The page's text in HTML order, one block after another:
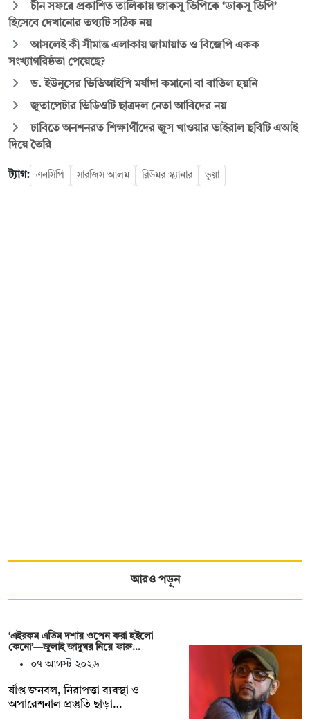
চীন সফরে প্রকাশিত তালিকায় জাকসু ভিপিকে ‌‘ডাকসু ভিপি’
হিসেবে দেখানোর তথ্যটি সঠিক নয়
আসলেই কী সীমান্ত এলাকায় জামায়াত ও বিজেপি একক
সংখ্যাগরিষ্ঠতা পেয়েছে?
ড. ইউনূসের ভিভিআইপি মর্যাদা কমানো বা বাতিল হয়নি
জুতাপেটার ভিডিওটি ছাত্রদল নেতা আবিদের নয়
ঢাবিতে অনশনরত শিক্ষার্থীদের জুস খাওয়ার ভাইরাল ছবিটি এআই
দিয়ে তৈরি
ট্যাগ: এনসিপি সারজিস আলম রিউমর স্ক্যানার ভূয়া
আরও পড়ুন
‘এইরকম এতিম দশায় ওপেন করা হইলো
কেনো’—জুলাই জাদুঘর নিয়ে ফারু…
০৭ আগস্ট ২০২৬
র্যাপ্ত জনবল, নিরাপত্তা ব্যবস্থা ও
অপারেশনাল প্রস্তুতি ছাড়া…